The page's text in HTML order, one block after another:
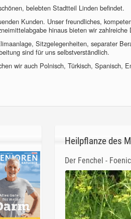
belebten Stadtteil Linden befindet.
Kunden. Unser freundliches,
hinaus bieten wir
Sitzgelegenheiten, separater
sind für uns selbstverständlich.
wir auch Polnisch, Türkisch, Spanisch,
Heilpflanze des
Der Fenchel -